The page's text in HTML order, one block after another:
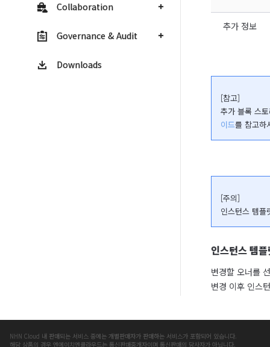
Collaboration
Governance & Audit
Downloads
추가 정보
[참고]
추가 블록 스
이드를 참고하
[주의]
인스턴스 템플
인스턴스 템
변경할 오너를
변경 이후 인스
NHN Cloud 내 판매되는 서비스 중에는 개별판매자가 판매하는 서비스가 포함되어 있습니다.
해당 상품의 경우 엔에이치엔클라우드는 통신판매중개자이며 통신판매의 당사자가 아닙니다.